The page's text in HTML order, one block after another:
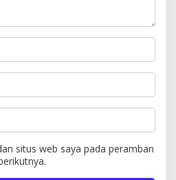
situs web saya pada peramban